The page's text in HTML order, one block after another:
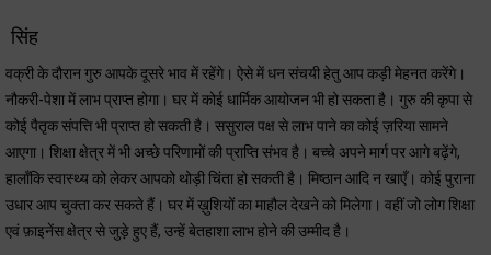
सिंह
वक्री के दौरान गुरु आपके दूसरे भाव में रहेंगे। ऐसे में धन संचयी हेतु आप कड़ी मेहनत करेंगे।
नौकरी-पेशा में लाभ प्राप्त होगा। घर में कोई धार्मिक आयोजन भी हो सकता है। गुरु की कृपा से
कोई पैतृक संपत्ति भी प्राप्त हो सकती है। ससुराल पक्ष से लाभ पाने का कोई ज़रिया सामने
आएगा। शिक्षा क्षेत्र में भी अच्छे परिणामों की प्राप्ति संभव है। बच्चे अपने मार्ग पर आगे बढ़ेंगे,
हालाँकि स्वास्थ्य को लेकर आपको थोड़ी चिंता हो सकती है। मिष्ठान आदि न खाएँ। कोई पुराना
उधार आप चुक्ता कर सकते हैं। घर में ख़ुशियों का माहौल देखने को मिलेगा। वहीं जो लोग शिक्षा
एवं फ़ाइनेंस क्षेत्र से जुड़े हुए हैं, उन्हें बेतहाशा लाभ होने की उम्मीद है।